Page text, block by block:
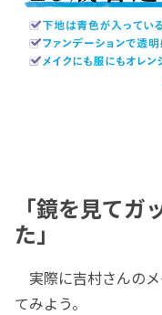
「鏡を見て
た」
実際に吉村さんの
てみよう。